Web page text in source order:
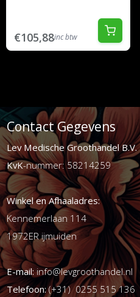
€105,88inc btw
Contact Gegevens
Lev Medische Groothandel B.V.
KvK-nummer: 58214259
Winkel en Afhaaladres:
Kennemerlaan 114
1972ER ijmuiden
E-mail:info@levgroothandel.nl
Telefoon:(+31) 0255 515 136